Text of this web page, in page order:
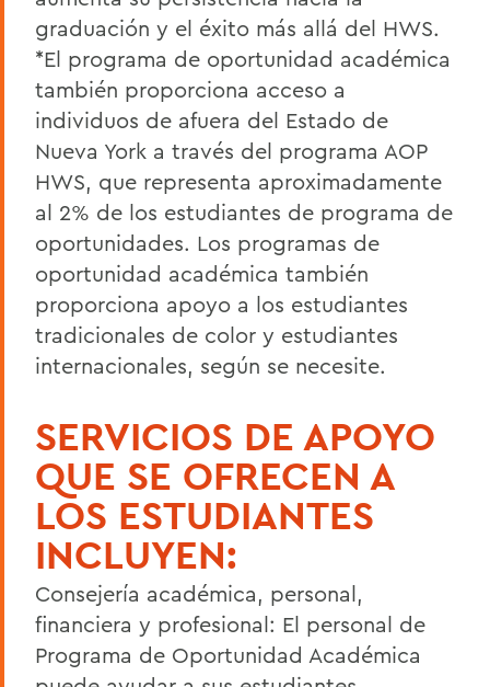
graduación y el éxito más allá del HWS.
*El programa de oportunidad académica
también proporciona acceso a
individuos de afuera del Estado de
Nueva York a través del programa AOP
HWS, que representa aproximadamente
al 2% de los estudiantes de programa de
oportunidades. Los programas de
oportunidad académica también
proporciona apoyo a los estudiantes
tradicionales de color y estudiantes
internacionales, según se necesite.
SERVICIOS DE APOYO
QUE SE OFRECEN A
LOS ESTUDIANTES
INCLUYEN:
Consejería académica, personal,
financiera y profesional: El personal de
Programa de Oportunidad Académica